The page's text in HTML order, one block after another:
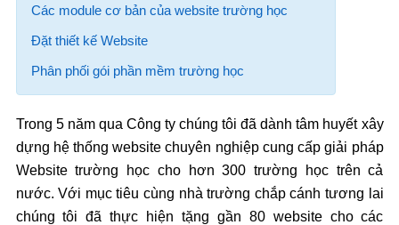
Các module cơ bản của website trường học
Đặt thiết kế Website
Phân phối gói phần mềm trường học
Trong 5 năm qua Công ty chúng tôi đã dành tâm huyết xây
dựng hệ thống website chuyên nghiệp cung cấp giải pháp
Website trường học cho hơn 300 trường học trên cả
nước. Với mục tiêu cùng nhà trường chắp cánh tương lai
chúng tôi đã thực hiện tặng gần 80 website cho các